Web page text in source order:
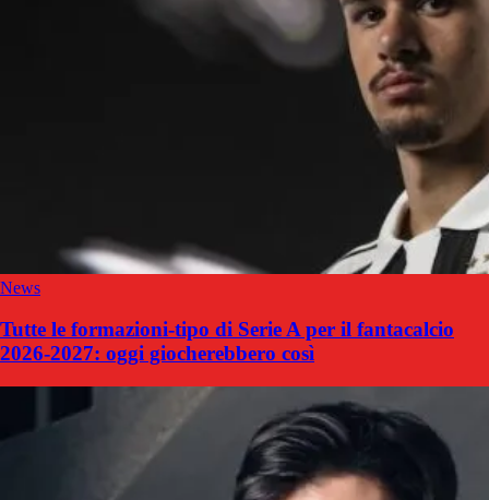
News
Tutte le formazioni-tipo di Serie A per il fantacalcio
2026-2027: oggi giocherebbero così